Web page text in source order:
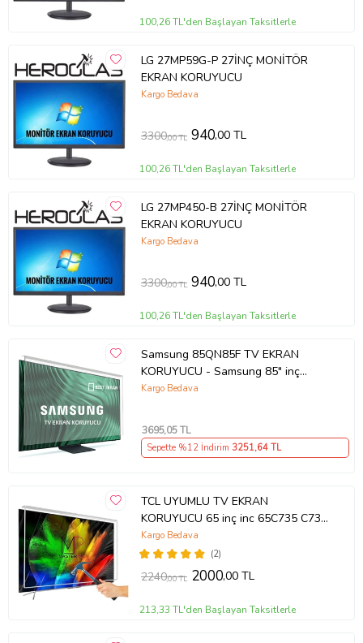
100,26 TL'den Başlayan Taksitlerle
LG 27MP59G-P 27İNÇ MONİTÖR
EKRAN KORUYUCU
Kargo Bedava
3300,00 TL 940,00 TL
100,26 TL'den Başlayan Taksitlerle
LG 27MP450-B 27İNÇ MONİTÖR
EKRAN KORUYUCU
Kargo Bedava
3300,00 TL 940,00 TL
100,26 TL'den Başlayan Taksitlerle
Samsung 85QN85F TV EKRAN
KORUYUCU - Samsung 85" inç
214cm 216 Ekran Tv ekran Koruyucu
Kargo Bedava
3695,05 TL
Sepette %12 İndirim 3251,64 TL
TCL UYUMLU TV EKRAN
KORUYUCU 65 inç inc 65C735 C735
TCL QLED 4K TV
(2)
Kargo Bedava
2240,00 TL 2000,00 TL
213,33 TL'den Başlayan Taksitlerle